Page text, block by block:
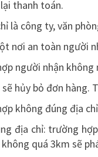
thanh toán.
là công ty, văn
nơi an toàn người
người nhận không
hủy bỏ đơn hàng.
không đúng địa
địa chỉ: trường
quá 3km sẽ